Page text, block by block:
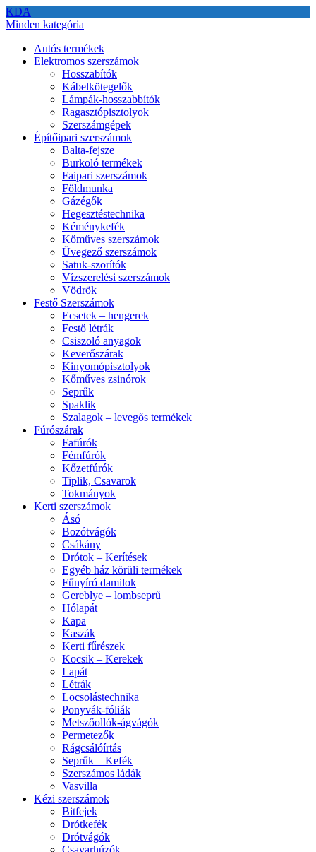
KDA
Minden kategória
Autós termékek
Elektromos szerszámok
Hosszabítók
Kábelkötegelők
Lámpák-hosszabbítók
Ragasztópisztolyok
Szerszámgépek
Építőipari szerszámok
Balta-fejsze
Burkoló termékek
Faipari szerszámok
Földmunka
Gázégők
Hegesztéstechnika
Kéménykefék
Kőműves szerszámok
Üvegező szerszámok
Satuk-szorítók
Vízszerelési szerszámok
Vödrök
Festő Szerszámok
Ecsetek – hengerek
Festő létrák
Csiszoló anyagok
Keverőszárak
Kinyomópisztolyok
Kőműves zsinórok
Seprűk
Spaklik
Szalagok – levegős termékek
Fúrószárak
Fafúrók
Fémfúrók
Kőzetfúrók
Tiplik, Csavarok
Tokmányok
Kerti szerszámok
Ásó
Bozótvágók
Csákány
Drótok – Kerítések
Egyéb ház körüli termékek
Fűnyíró damilok
Gereblye – lombseprű
Hólapát
Kapa
Kaszák
Kerti fűrészek
Kocsik – Kerekek
Lapát
Létrák
Locsolástechnika
Ponyvák-fóliák
Metszőollók-ágvágók
Permetezők
Rágcsálóírtás
Seprűk – Kefék
Szerszámos ládák
Vasvilla
Kézi szerszámok
Bitfejek
Drótkefék
Drótvágók
Csavarhúzók